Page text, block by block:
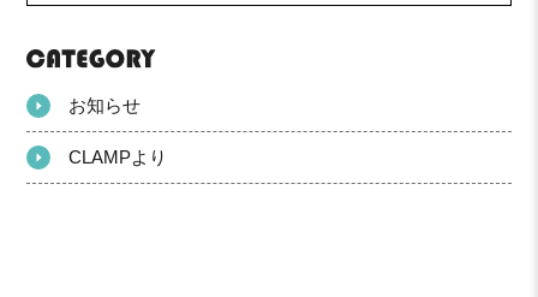
お知らせ
CLAMPより